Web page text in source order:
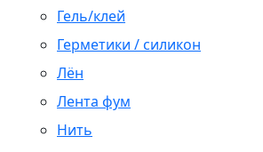
Гель/клей
Герметики / силикон
Лён
Лента фум
Нить